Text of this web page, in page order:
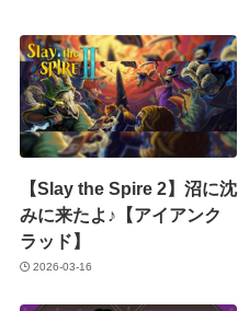
【Slay the Spire 2】沼に沈
みに来たよ♪【アイアンク
ラッド】
2026-03-16